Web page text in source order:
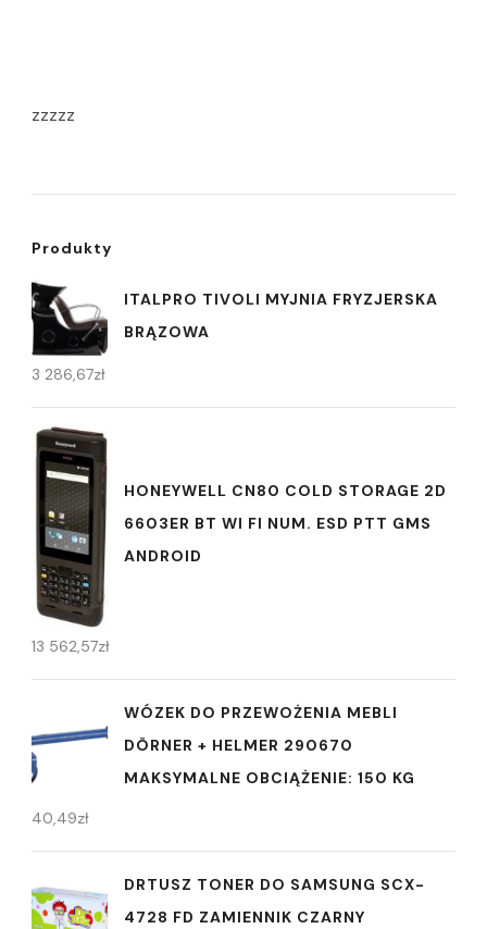
zzzzz
Produkty
ITALPRO TIVOLI MYJNIA FRYZJERSKA
BRĄZOWA
3 286,67zł
HONEYWELL CN80 COLD STORAGE 2D
6603ER BT WI FI NUM. ESD PTT GMS
ANDROID
13 562,57zł
WÓZEK DO PRZEWOŻENIA MEBLI
DÖRNER + HELMER 290670
MAKSYMALNE OBCIĄŻENIE: 150 KG
40,49zł
DRTUSZ TONER DO SAMSUNG SCX-
4728 FD ZAMIENNIK CZARNY